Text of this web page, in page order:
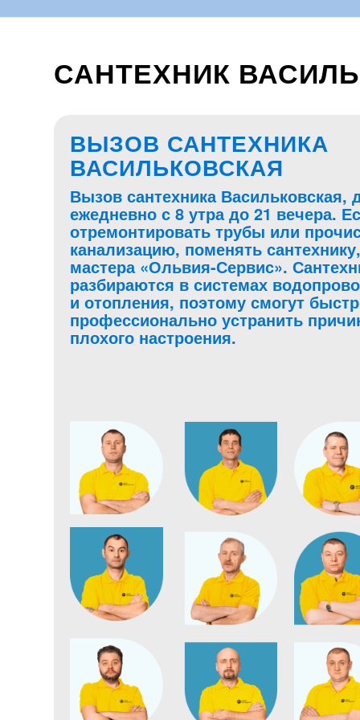
САНТЕХНИК
ВЫЗОВ САНТЕХНИКА
ВАСИЛЬКОВСКАЯ
Вызов сантехника Васильковская,
ежедневно с 8 утра до 21 вечера.
отремонтировать трубы или
канализацию, поменять
мастера «Ольвия-Сервис».
разбираются в системах
и отопления, поэтому смогут
профессионально устранить
плохого настроения.